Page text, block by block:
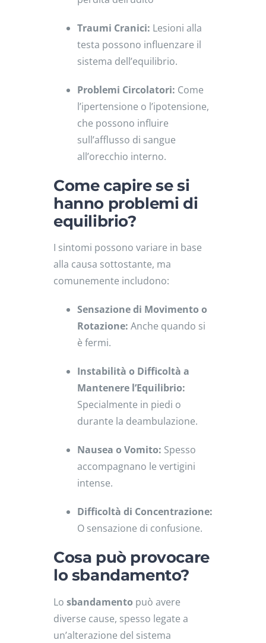
Traumi Cranici: Lesioni alla
testa possono influenzare il
sistema dell’equilibrio.
Problemi Circolatori: Come
l’ipertensione o l’ipotensione,
che possono influire
sull’afflusso di sangue
all’orecchio interno.
Come capire se si
hanno problemi di
equilibrio?
I sintomi possono variare in base
alla causa sottostante, ma
comunemente includono:
Sensazione di Movimento o
Rotazione: Anche quando si
è fermi.
Instabilità o Difficoltà a
Mantenere l’Equilibrio:
Specialmente in piedi o
durante la deambulazione.
Nausea o Vomito: Spesso
accompagnano le vertigini
intense.
Difficoltà di Concentrazione:
O sensazione di confusione.
Cosa può provocare
lo sbandamento?
Lo sbandamento può avere
diverse cause, spesso legate a
un’alterazione del sistema